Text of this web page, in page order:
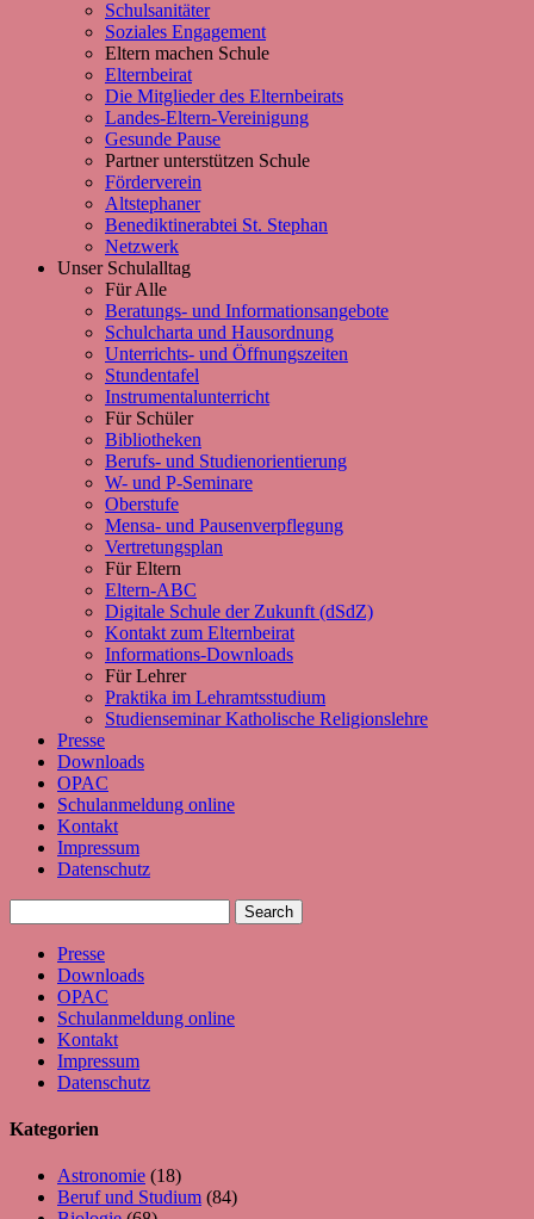
Schulsanitäter
Soziales Engagement
Eltern machen Schule
Elternbeirat
Die Mitglieder des Elternbeirats
Landes-Eltern-Vereinigung
Gesunde Pause
Partner unterstützen Schule
Förderverein
Altstephaner
Benediktinerabtei St. Stephan
Netzwerk
Unser Schulalltag
Für Alle
Beratungs- und Informationsangebote
Schulcharta und Hausordnung
Unterrichts- und Öffnungszeiten
Stundentafel
Instrumentalunterricht
Für Schüler
Bibliotheken
Berufs- und Studienorientierung
W- und P-Seminare
Oberstufe
Mensa- und Pausenverpflegung
Vertretungsplan
Für Eltern
Eltern-ABC
Digitale Schule der Zukunft (dSdZ)
Kontakt zum Elternbeirat
Informations-Downloads
Für Lehrer
Praktika im Lehramtsstudium
Studienseminar Katholische Religionslehre
Presse
Downloads
OPAC
Schulanmeldung online
Kontakt
Impressum
Datenschutz
Presse
Downloads
OPAC
Schulanmeldung online
Kontakt
Impressum
Datenschutz
Kategorien
Astronomie (18)
Beruf und Studium (84)